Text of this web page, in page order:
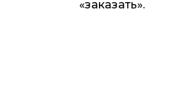
«заказать».